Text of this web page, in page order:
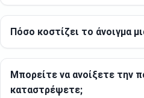
Πόσο κοστίζει το άνοιγμα
Μπορείτε να ανοίξετε την
καταστρέψετε;